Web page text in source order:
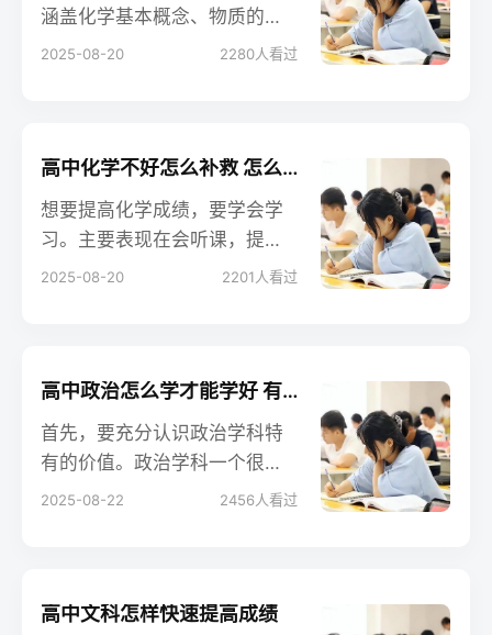
涵盖化学基本概念、物质的
量、守恒法、估算法、差量法
2025-08-20 2280人看过
高中化学不好怎么补救 怎么提分快
想要提高化学成绩，要学会学
习。主要表现在会听课，提前
预习新课，错题要及时改正并
走，要知道自己哪里学会了，
哪里还存在疑问，然后及时补
救。
2025-08-20 2201人看过
高中政治怎么学才能学好 有哪些方法
首先，要充分认识政治学科特
有的价值。政治学科一个很重
要的价值体现在，它是人们认
2025-08-22 2456人看过
高中文科怎样快速提高成绩